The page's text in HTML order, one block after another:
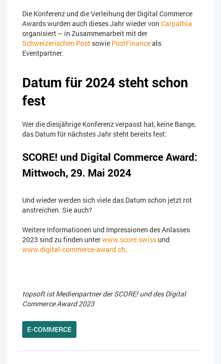
Die Konferenz und die Verleihung der Digital Commerce
Awards wurden auch dieses Jahr wieder von Carpathia
organisiert – in Zusammenarbeit mit der
Schweizerischen Post sowie PostFinanceals
Eventpartner.
Datum für 2024 steht schon
fest
Wer die diesjährige Konferenz verpasst hat, keine Bange,
das Datum für nächstes Jahr steht bereits fest:
SCORE! und Digital Commerce Award:
Mittwoch, 29. Mai 2024
Und wieder werden sich viele das Datum schon jetzt rot
anstreichen. Sie auch?
Weitere Informationen und Impressionen des Anlasses
2023 sind zu finden unterwww.score.swiss und
www.digital-commerce-award.ch.
topsoft ist Medienpartner der SCORE! und des Digital
Commerce Award 2023
E-COMMERCE